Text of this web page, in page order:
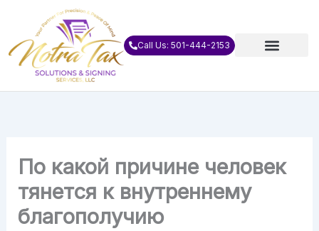
content
Call Us: 501-444-2153
По какой причине человек
тянется к внутреннему
благополучию